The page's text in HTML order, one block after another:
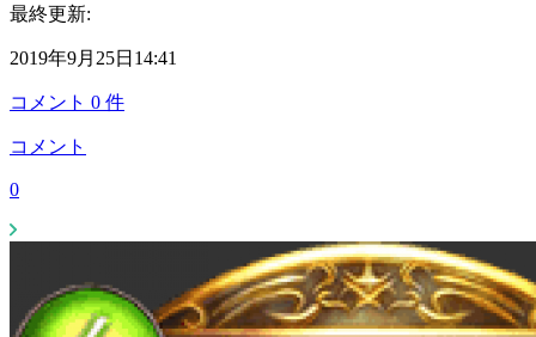
最終更新:
2019年9月25日14:41
コメント 0 件
コメント
0